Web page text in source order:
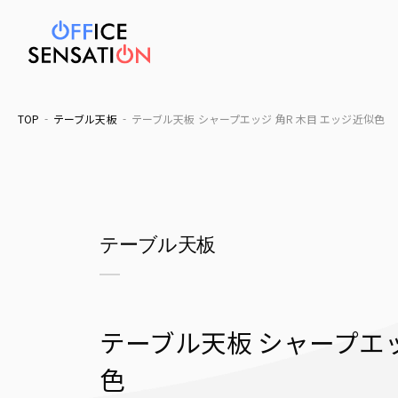
TOP テーブル天板 テーブル天板 シャープエッジ 角R 木目 エッジ近似色
テーブル天板
テーブル天板 シャープエ
色